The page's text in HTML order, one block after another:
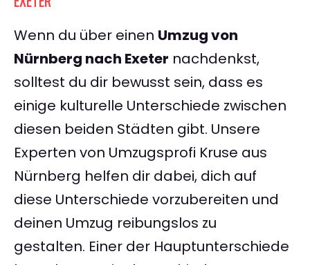
Wenn du über einen Umzug von
Nürnberg nach Exeter nachdenkst,
solltest du dir bewusst sein, dass es
einige kulturelle Unterschiede zwischen
diesen beiden Städten gibt. Unsere
Experten von Umzugsprofi Kruse aus
Nürnberg helfen dir dabei, dich auf
diese Unterschiede vorzubereiten und
deinen Umzug reibungslos zu
gestalten. Einer der Hauptunterschiede